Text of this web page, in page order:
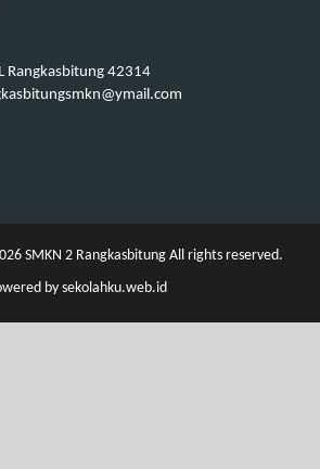
Rangkasbitung 42314
SMKN 2 RangkasbitungAll rights reserved.
by sekolahku.web.id